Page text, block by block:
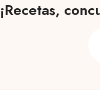
¡Recetas,